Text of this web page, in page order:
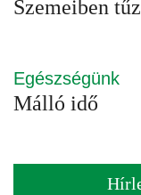
Szemeiben
Egészségünk
Málló idő